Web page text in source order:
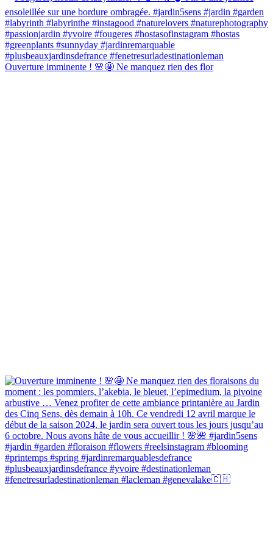
Ouverture imminente ! 🌸🤩 Ne manquez rien des flor